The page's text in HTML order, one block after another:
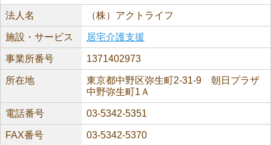
法人名 （株）アクトライフ
施設・サービス 居宅介護支援
事業所番号 1371402973
所在地
東京都中野区弥生町2-31-9 朝日プラザ
中野弥生町1Ａ
電話番号 03-5342-5351
FAX番号 03-5342-5370